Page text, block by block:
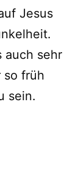
Jesus
auch sehr
so früh
sein.